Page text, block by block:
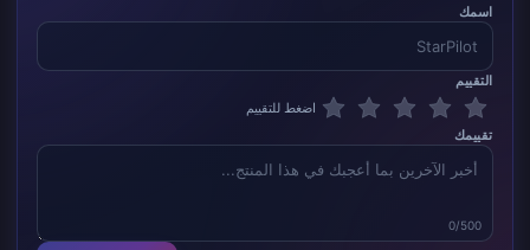
اسمك
التقييم
اضغط للتقييم
تقييمك
0/500